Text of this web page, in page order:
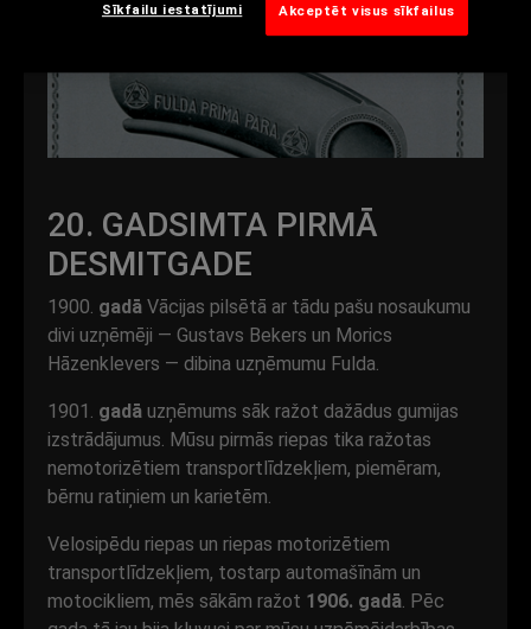
20. GADSIMTA PIRMĀ
DESMITGADE
1900. gadā Vācijas pilsētā ar tādu pašu nosaukumu
divi uzņēmēji — Gustavs Bekers un Morics
Hāzenklevers — dibina uzņēmumu Fulda.
1901. gadā uzņēmums sāk ražot dažādus gumijas
izstrādājumus. Mūsu pirmās riepas tika ražotas
nemotorizētiem transportlīdzekļiem, piemēram,
bērnu ratiņiem un karietēm.
Velosipēdu riepas un riepas motorizētiem
transportlīdzekļiem, tostarp automašīnām un
motocikliem, mēs sākām ražot 1906. gadā. Pēc
Sīkfailu iestatījumi Akceptēt visus sīkfailus